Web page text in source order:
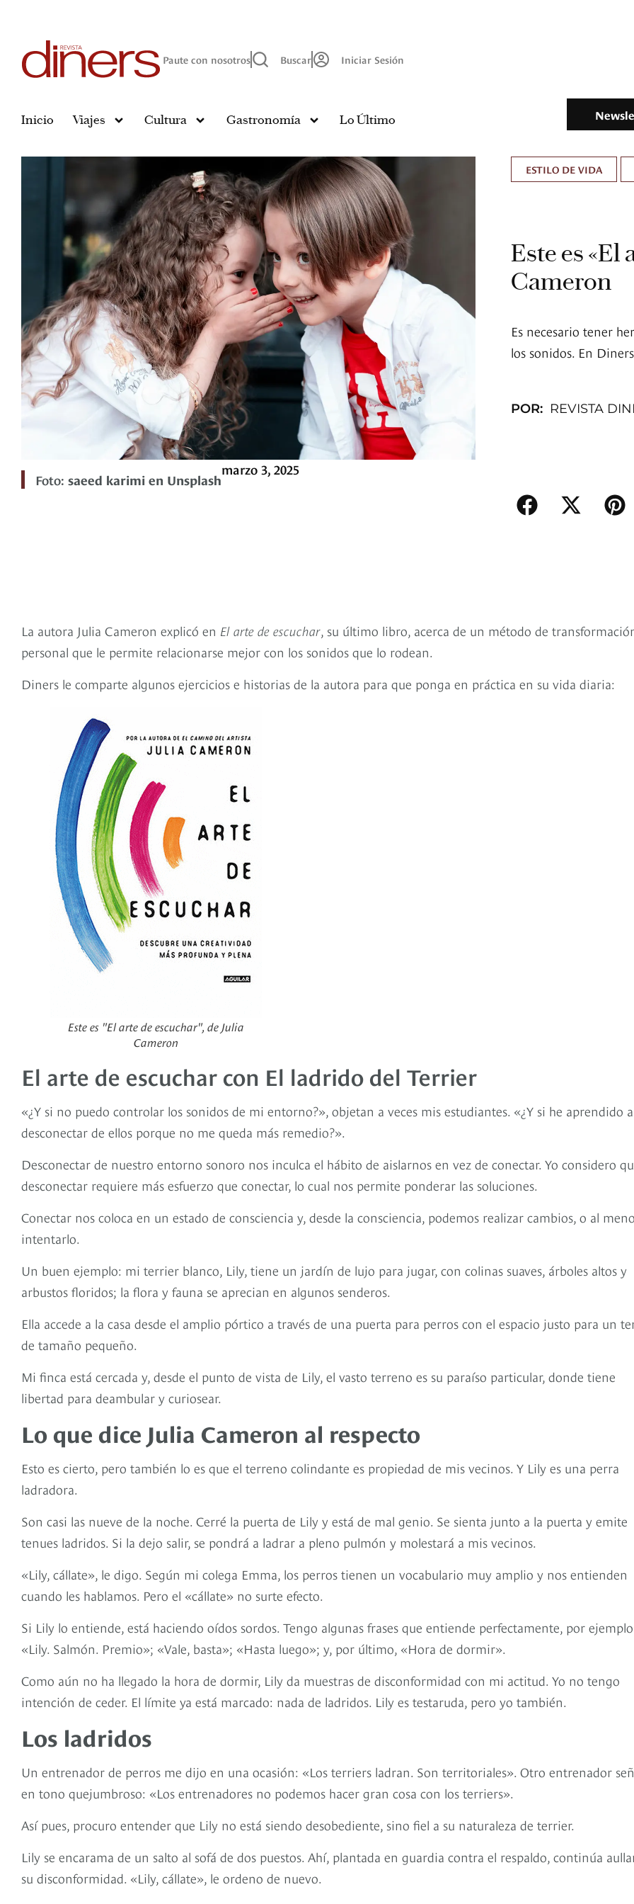
Paute con nosotros Buscar Iniciar Sesión
Inicio Viajes Cultura Gastronomía Lo Último
Foto: saeed karimi en Unsplash
marzo 3, 2025
ESTILO DE VIDA
Este es «El
Cameron
Es necesario tener
los sonidos. En
POR: REVISTA
La autora Julia Cameron explicó en El arte de escuchar, su último libro, acerca de un método de
personal que le permite relacionarse mejor con los sonidos que lo rodean.
Diners le comparte algunos ejercicios e historias de la autora para que ponga en práctica en su vida diaria:
Este es "El arte de escuchar", de Julia
Cameron
El arte de escuchar con El ladrido del Terrier
«¿Y si no puedo controlar los sonidos de mi entorno?», objetan a veces mis estudiantes. «¿Y si he aprendido a
desconectar de ellos porque no me queda más remedio?».
Desconectar de nuestro entorno sonoro nos inculca el hábito de aislarnos en vez de conectar. Yo considero
desconectar requiere más esfuerzo que conectar, lo cual nos permite ponderar las soluciones.
Conectar nos coloca en un estado de consciencia y, desde la consciencia, podemos realizar cambios, o al
intentarlo.
Un buen ejemplo: mi terrier blanco, Lily, tiene un jardín de lujo para jugar, con colinas suaves, árboles altos y
arbustos floridos; la flora y fauna se aprecian en algunos senderos.
Ella accede a la casa desde el amplio pórtico a través de una puerta para perros con el espacio justo para un
de tamaño pequeño.
Mi finca está cercada y, desde el punto de vista de Lily, el vasto terreno es su paraíso particular, donde tiene
libertad para deambular y curiosear.
Lo que dice Julia Cameron al respecto
Esto es cierto, pero también lo es que el terreno colindante es propiedad de mis vecinos. Y Lily es una perra
ladradora.
Son casi las nueve de la noche. Cerré la puerta de Lily y está de mal genio. Se sienta junto a la puerta y emite
tenues ladridos. Si la dejo salir, se pondrá a ladrar a pleno pulmón y molestará a mis vecinos.
«Lily, cállate», le digo. Según mi colega Emma, los perros tienen un vocabulario muy amplio y nos entienden
cuando les hablamos. Pero el «cállate» no surte efecto.
Si Lily lo entiende, está haciendo oídos sordos. Tengo algunas frases que entiende perfectamente, por ejemplo
«Lily. Salmón. Premio»; «Vale, basta»; «Hasta luego»; y, por último, «Hora de dormir».
Como aún no ha llegado la hora de dormir, Lily da muestras de disconformidad con mi actitud. Yo no tengo
intención de ceder. El límite ya está marcado: nada de ladridos. Lily es testaruda, pero yo también.
Los ladridos
Un entrenador de perros me dijo en una ocasión: «Los terriers ladran. Son territoriales». Otro entrenador
en tono quejumbroso: «Los entrenadores no podemos hacer gran cosa con los terriers».
Así pues, procuro entender que Lily no está siendo desobediente, sino fiel a su naturaleza de terrier.
Lily se encarama de un salto al sofá de dos puestos. Ahí, plantada en guardia contra el respaldo, continúa
su disconformidad. «Lily, cállate», le ordeno de nuevo.